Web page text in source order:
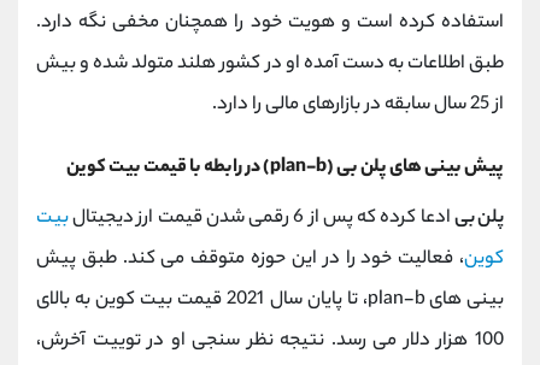
استفاده کرده است و هویت خود را همچنان مخفی نگه دارد.
طبق اطلاعات به دست آمده او در کشور هلند متولد شده و بیش
از 25 سال سابقه در بازارهای مالی را دارد.
پیش بینی های پلن بی (plan-b) در رابطه با قیمت بیت کوین
پلن بیادعا کرده که پس از 6 رقمی شدن قیمت ارز دیجیتال
بیت
کوین، فعالیت خود را در این حوزه متوقف می کند. طبق پیش
بینی های plan-b، تا پایان سال 2021 قیمت بیت کوین به بالای
100 هزار دلار می رسد. نتیجه نظر سنجی او در توییت آخرش،